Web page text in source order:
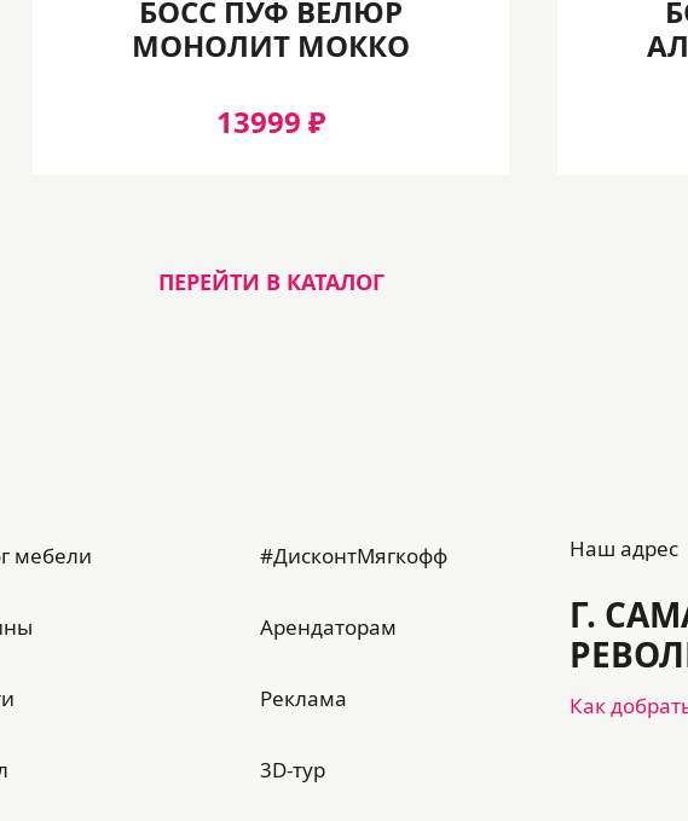
БОСС ПУФ ВЕЛЮР
МОНОЛИТ МОККО
13999 ₽
ПЕРЕЙТИ В КАТАЛОГ
мебели #ДисконтМягкофф
Арендаторам
Реклама
3D-тур
Наш адрес
Г.
Как